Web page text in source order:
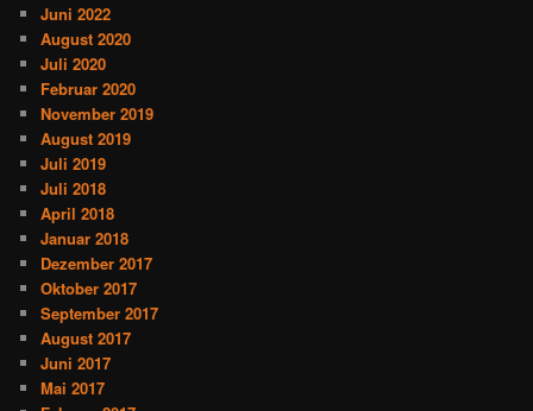
Juni 2022
August 2020
Juli 2020
Februar 2020
November 2019
August 2019
Juli 2019
Juli 2018
April 2018
Januar 2018
Dezember 2017
Oktober 2017
September 2017
August 2017
Juni 2017
Mai 2017